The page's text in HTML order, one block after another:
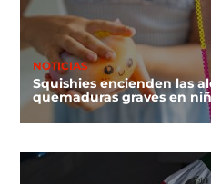
NOTICIAS
Squishies encienden las
quemaduras graves en